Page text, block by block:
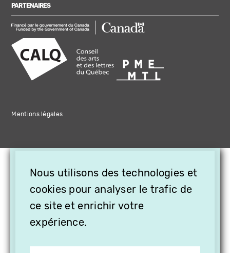
PARTENAIRES
Mentions légales
Nous utilisons des technologies et
cookies pour analyser le trafic de
ce site et enrichir votre
expérience.
OFFREZ LA VIDÉO EN
CADEAU, ABONNEZ VOS
PROCHES À VITHÈQUE !